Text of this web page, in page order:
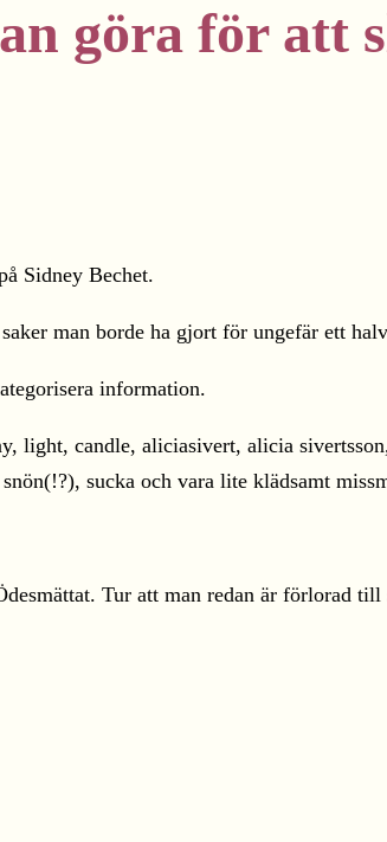
göra för att
Sidney Bechet.
man borde ha gjort för ungefär ett
information.
sucka och vara lite klädsamt
Tur att man redan är förlorad till